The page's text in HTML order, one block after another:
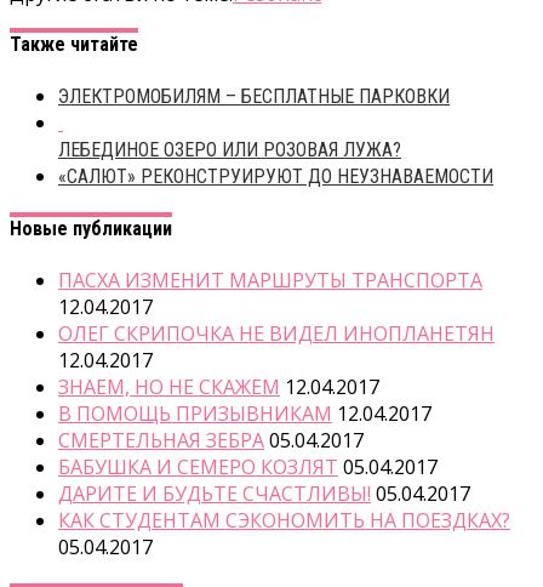
Также читайте
ЭЛЕКТРОМОБИЛЯМ – БЕСПЛАТНЫЕ ПАРКОВКИ
ЛЕБЕДИНОЕ ОЗЕРО ИЛИ РОЗОВАЯ ЛУЖА?
«САЛЮТ» РЕКОНСТРУИРУЮТ ДО НЕУЗНАВАЕМОСТИ
Новые публикации
ПАСХА ИЗМЕНИТ МАРШРУТЫ ТРАНСПОРТА
12.04.2017
ОЛЕГ СКРИПОЧКА НЕ ВИДЕЛ ИНОПЛАНЕТЯН
12.04.2017
ЗНАЕМ, НО НЕ СКАЖЕМ 12.04.2017
В ПОМОЩЬ ПРИЗЫВНИКАМ 12.04.2017
СМЕРТЕЛЬНАЯ ЗЕБРА05.04.2017
БАБУШКА И СЕМЕРО КОЗЛЯТ 05.04.2017
ДАРИТЕ И БУДЬТЕ СЧАСТЛИВЫ! 05.04.2017
КАК СТУДЕНТАМ СЭКОНОМИТЬ НА ПОЕЗДКАХ?
05.04.2017